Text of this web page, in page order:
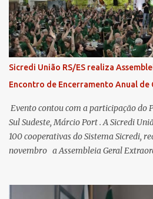
Sicredi União RS/ES realiza
Encontro de Encerramento Anual
Evento contou com a participação do
Sul Sudeste, Márcio Port . A Sicredi
100 cooperativas do Sistema Sicredi,
novembro a Assembleia Geral
futuro. O evento ocorreu